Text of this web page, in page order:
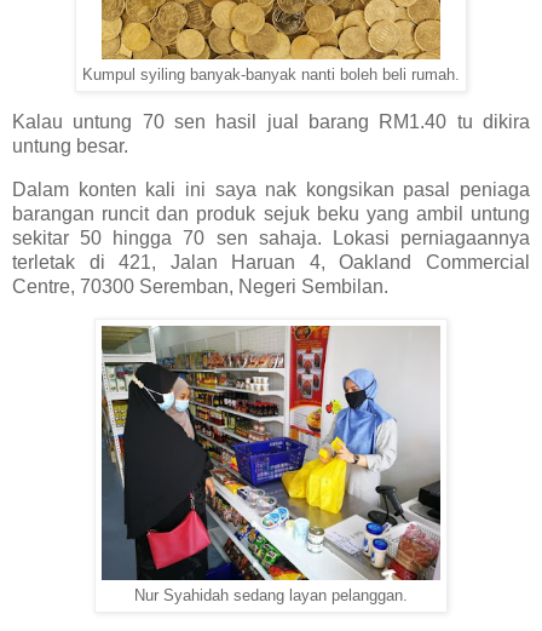
Kumpul syiling banyak-banyak nanti boleh beli rumah.
Kalau untung 70 sen hasil jual barang RM1.40 tu dikira
untung besar.
Dalam konten kali ini saya nak kongsikan pasal peniaga
barangan runcit dan produk sejuk beku yang ambil untung
sekitar 50 hingga 70 sen sahaja. Lokasi perniagaannya
terletak di 421, Jalan Haruan 4, Oakland Commercial
Centre, 70300 Seremban, Negeri Sembilan.
Nur Syahidah sedang layan pelanggan.